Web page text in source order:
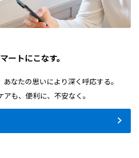
ートにこなす。
なたの思いにより深く呼応する。
も、便利に、不安なく。